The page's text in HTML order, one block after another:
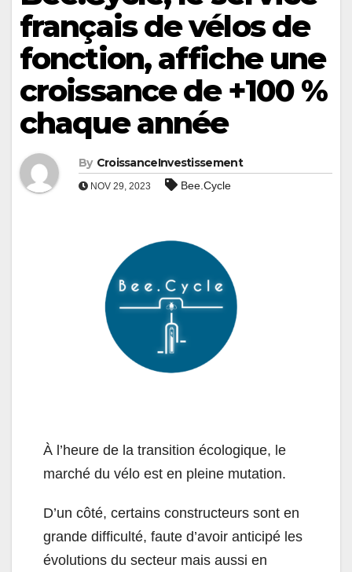
français de vélos de
fonction, affiche une
croissance de +100 %
chaque année
By CroissanceInvestissement
NOV 29, 2023 Bee.Cycle
À l’heure de la transition écologique, le
marché du vélo est en pleine mutation.
D’un côté, certains constructeurs sont en
grande difficulté, faute d’avoir anticipé les
évolutions du secteur mais aussi en